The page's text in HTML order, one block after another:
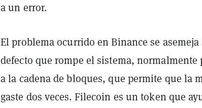
a un error.
El problema ocurrido en Binance se
defecto que rompe el sistema, normalmente
a la cadena de bloques, que permite que la
gaste dos veces. Filecoin es un token que